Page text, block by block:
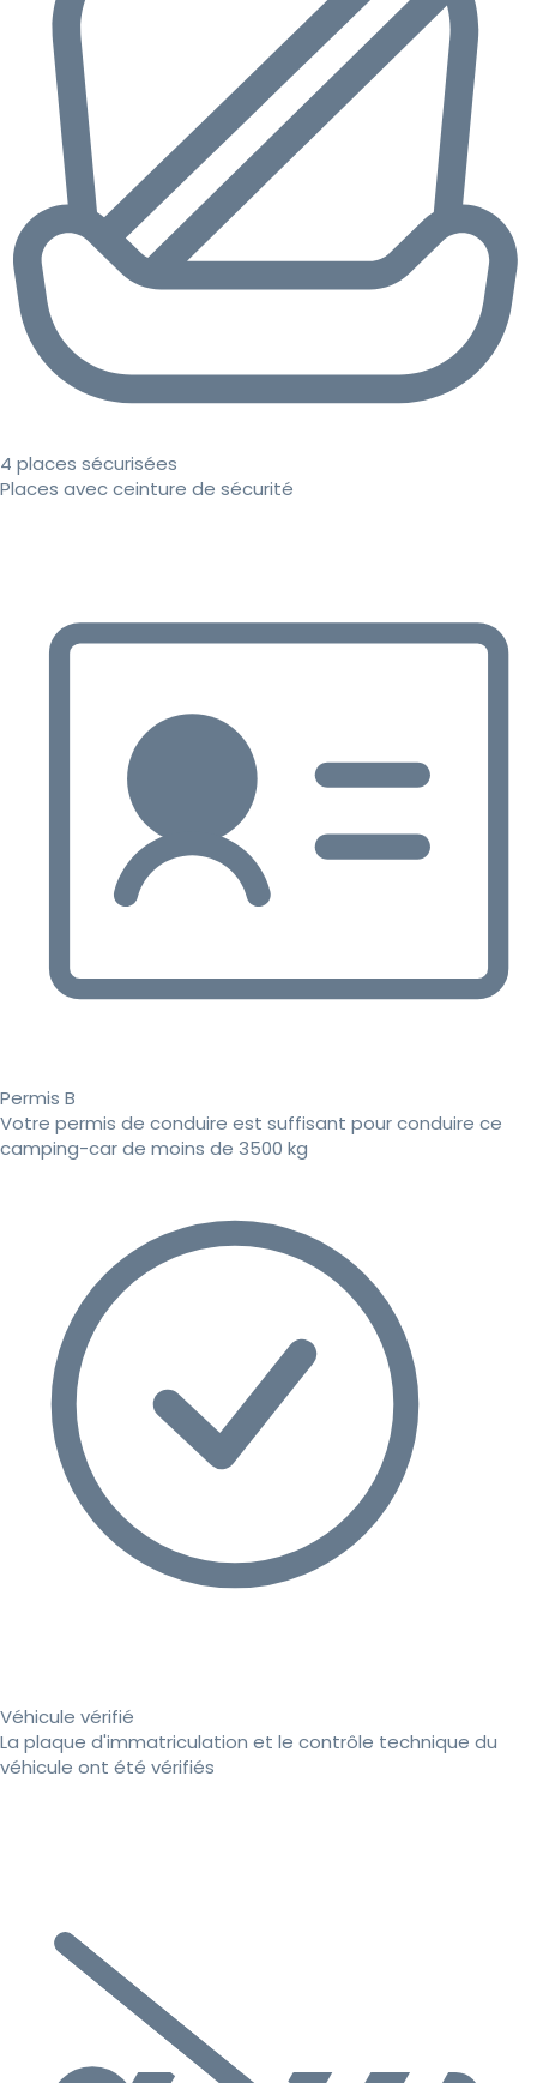
4 places sécurisées
Places avec ceinture de sécurité
Permis B
Votre permis de conduire est suffisant pour conduire ce
camping-car de moins de 3500 kg
Véhicule vérifié
La plaque d'immatriculation et le contrôle technique du
véhicule ont été vérifiés